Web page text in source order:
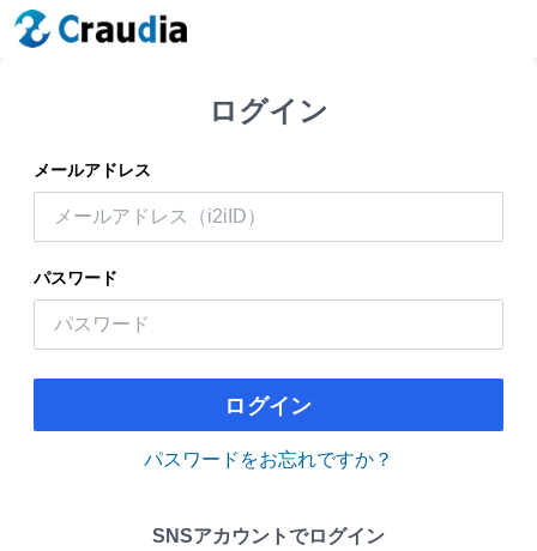
ログイン
メールアドレス
パスワード
ログイン
パスワードをお忘れですか？
SNSアカウントでログイン